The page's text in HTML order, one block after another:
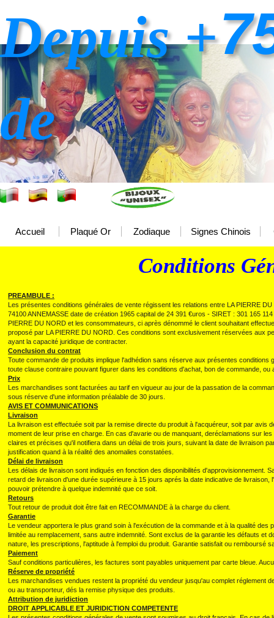
Accueil Plaqué Or Zodiaque Signes Chinois
Depuis +
de
Conditions
PREAMBULE :
Les présentes conditions générales de vente régissent les relations entre LA PIERRE
74100 ANNEMASSE date de création 1965 capital de 24 391 €uros - SIRET : 301 165
PIERRE DU NORD et les consommateurs, ci après dénommé le client souhaitant
proposé par LA PIERRE DU NORD. Ces conditions sont exclusivement réservées aux
ayant la capacité juridique de contracter.
Conclusion du contrat
Toute commande de produits implique l'adhédion sans réserve aux présentes
toute clause contraire pouvant figurer dans les conditions d'achat, bon de commande,
Prix
Les marchandises sont facturées au tarif en vigueur au jour de la passation de la
sous réserve d'une information préalable de 30 jours.
AVIS ET COMMUNICATIONS
Livraison
La livraison est effectuée soit par la remise directe du produit à l'acquéreur, soit par
moment de leur prise en charge. En cas d'avarie ou de manquant, deréclamations sur
claires et précises qu'il notifiera dans un délai de trois jours, suivant la date de livraison
justification quand à la réalité des anomalies constatées.
Délai de livraison
Les délais de livraison sont indiqués en fonction des disponibilités d'approvisionnement.
retard de livraison d'une durée supérieure à 15 jours aprés la date indicative de
pouvoir prétendre à quelque indemnité que ce soit.
Retours
Tout retour de produit doit être fait en RECOMMANDE à la charge du client.
Garantie
Le vendeur apportera le plus grand soin à l'exécution de la commande et à la qualité
limitée au remplacement, sans autre indemnité. Sont exclus de la garantie les défauts
nature, les prescriptions, l'aptitude à l'emploi du produit. Garantie satisfait ou remboursé
Paiement
Sauf conditions particulières, les factures sont payables uniquement par carte bleue.
Réserve de propriété
Les marchandises vendues restent la propriété du vendeur jusqu'au complet
ou au transporteur, dés la remise physique des produits.
Attribution de juridiction
DROIT APPLICABLE ET JURIDICTION COMPETENTE